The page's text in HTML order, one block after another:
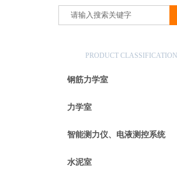
PRODUCT CLASSIFICATION
钢筋力学室
力学室
智能测力仪、电液测控系统
水泥室